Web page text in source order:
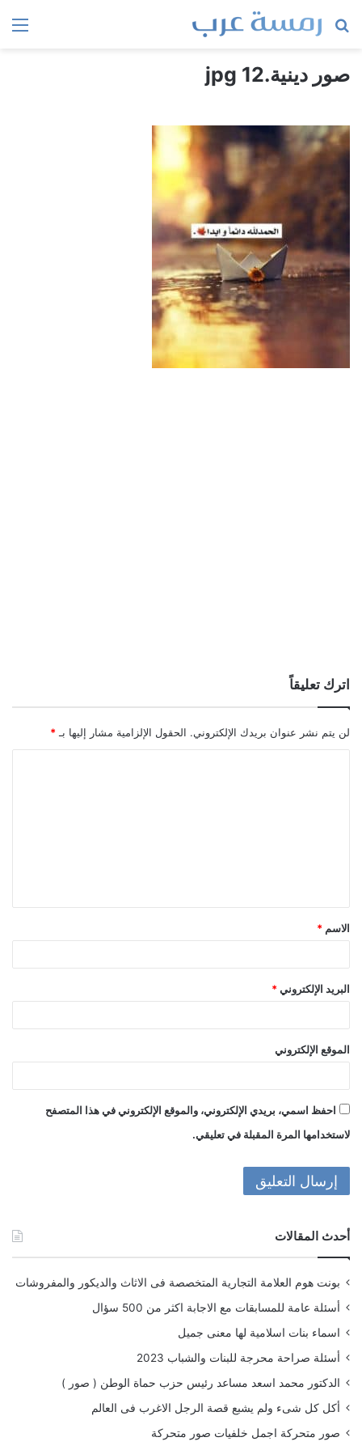
بحث
صور دينية.jpg 12
اترك تعليقاً
لن يتم نشر عنوان بريدك الإلكتروني. الحقول الإلزامية مشار إليها بـ *
ق
*
الاسم *
البريد الإلكتروني *
الموقع الإلكتروني
احفظ اسمي، بريدي الإلكتروني، والموقع الإلكتروني في هذا المتصفح
لاستخدامها المرة المقبلة في تعليقي.
أحدث المقالات
بونت هوم العلامة التجارية المتخصصة فى الاثاث والديكور والمفروشات
أسئلة عامة للمسابقات مع الاجابة اكثر من 500 سؤال
اسماء بنات اسلامية لها معنى جميل
أسئلة صراحة محرجة للبنات والشباب 2023
الدكتور محمد اسعد مساعد رئيس حزب حماة الوطن ( صور )
أكل كل شىء ولم يشبع قصة الرجل الاغرب فى العالم
صور متحركة اجمل خلفيات صور متحركة